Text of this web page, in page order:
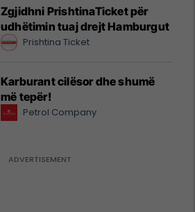
Zgjidhni PrishtinaTicket për
udhëtimin tuaj drejt Hamburgut
Prishtina Ticket
Karburant cilësor dhe shumë
më tepër!
Petrol Company